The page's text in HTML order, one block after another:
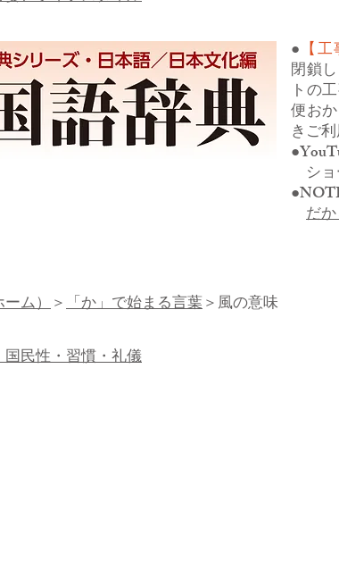
● 【
閉鎖
トの
便お
きご
シ
だ
ム）＞「か」で始まる言葉＞風の意味
民性・習慣・礼儀